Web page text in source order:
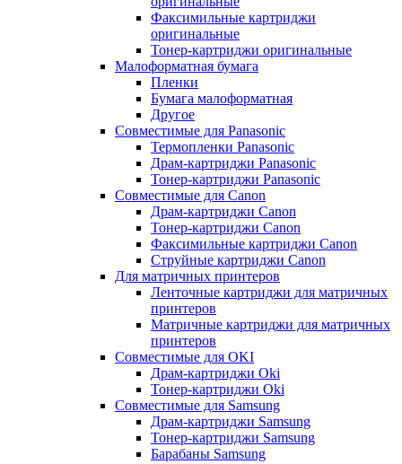
Факсимильные картриджи
оригинальные
Тонер-картриджи оригинальные
Малоформатная бумага
Пленки
Бумага малоформатная
Другое
Совместимые для Panasonic
Термопленки Panasonic
Драм-картриджи Panasonic
Тонер-картриджи Panasonic
Совместимые для Canon
Драм-картриджи Canon
Тонер-картриджи Canon
Факсимильные картриджи Canon
Струйные картриджи Canon
Для матричных принтеров
Ленточные картриджи для матричных
принтеров
Матричные картриджи для матричных
принтеров
Совместимые для OKI
Драм-картриджи Oki
Тонер-картриджи Oki
Совместимые для Samsung
Драм-картриджи Samsung
Тонер-картриджи Samsung
Барабаны Samsung